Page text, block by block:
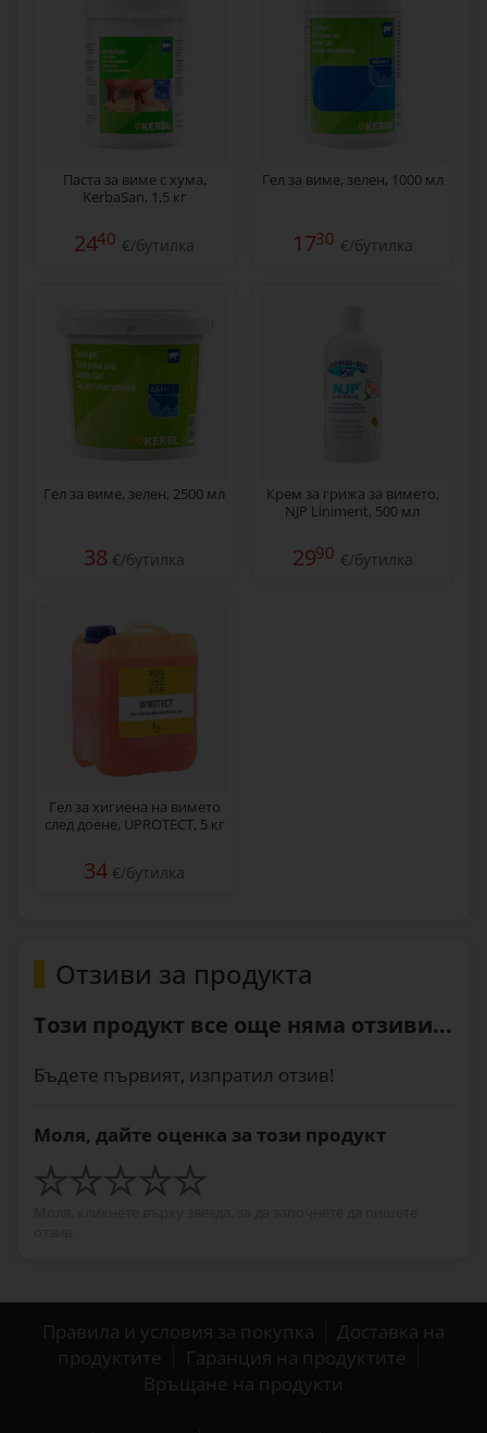
Паста за виме с хума,
KerbaSan, 1,5 кг
2440 €/бутилка
Гел за виме, зелен, 1000 мл
1730 €/бутилка
Гел за виме, зелен, 2500 мл
38 €/бутилка
Крем за грижа за вимето,
NJP Liniment, 500 мл
2990 €/бутилка
Гел за хигиена на вимето
след доене, UPROTECT, 5 кг
34 €/бутилка
Отзиви за продукта
Този продукт все още няма отзиви...
Бъдете първият, изпратил отзив!
Моля, дайте оценка за този продукт
Правила и условия за покупка
Доставка на
продуктите
Гаранция на продуктите
Връщане на продукти